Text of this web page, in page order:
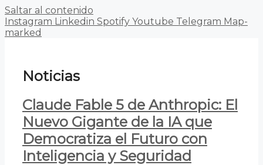
Saltar al contenido
Instagram Linkedin Spotify Youtube Telegram Map-
marked
Noticias
Claude Fable 5 de Anthropic: El
Nuevo Gigante de la IA que
Democratiza el Futuro con
Inteligencia y Seguridad